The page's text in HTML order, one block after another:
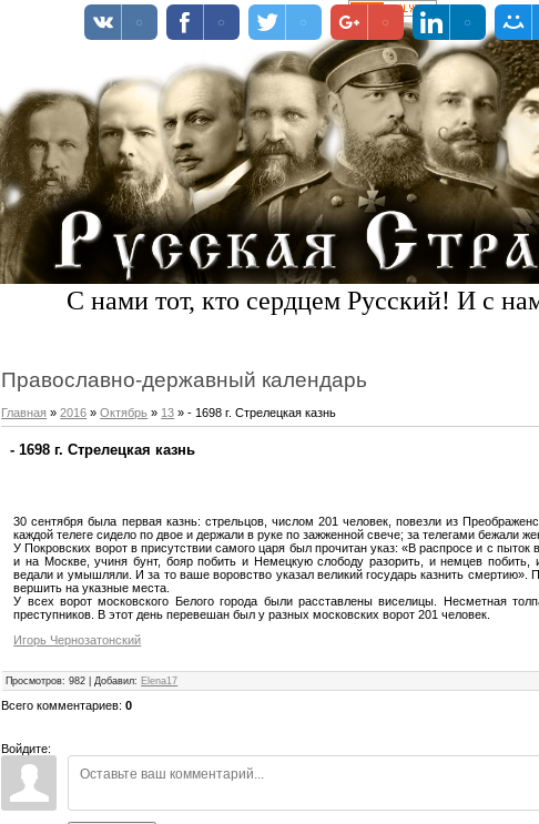
С нами тот, кто сердцем Русский! И с
Православно-державный календарь
Главная »2016 » Октябрь » 13 » - 1698 г. Стрелецкая казнь
- 1698 г. Стрелецкая казнь
30 сентября была первая казнь: стрельцов, числом 201 человек, повезли из
каждой телеге сидело по двое и держали в руке по зажженной свече; за телегами бежали
У Покровских ворот в присутствии самого царя был прочитан указ: «В распросе и с пыток
и на Москве, учиня бунт, бояр побить и Немецкую слободу разорить, и немцев побить,
ведали и умышляли. И за то ваше воровство указал великий государь казнить смертию».
вершить на указные места.
У всех ворот московского Белого города были расставлены виселицы. Несметная
преступников. В этот день перевешан был у разных московских ворот 201 человек.
Игорь Чернозатонский
Просмотров: 982 |Добавил: Elena17
Всего комментариев:0
Войдите: